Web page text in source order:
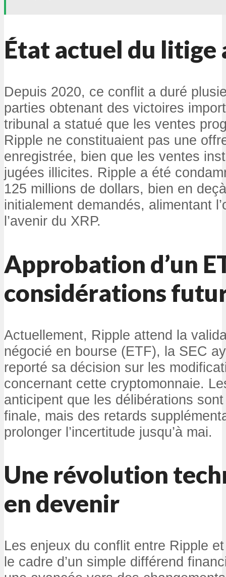
État actuel du litige
Depuis 2020, ce conflit a duré
parties obtenant des victoires
tribunal a statué que les ventes
Ripple ne constituaient pas une
enregistrée, bien que les ventes
jugées illicites. Ripple a été
125 millions de dollars, bien en
initialement demandés, alimentant
l’avenir du XRP.
Approbation d’un
considérations
Actuellement, Ripple attend la
négocié en bourse (ETF), la SEC
reporté sa décision sur les
concernant cette cryptomonnaie.
anticipent que les délibérations
finale, mais des retards
prolonger l’incertitude jusqu’à mai.
Une révolution
en devenir
Les enjeux du conflit entre Ripple
le cadre d’un simple différend